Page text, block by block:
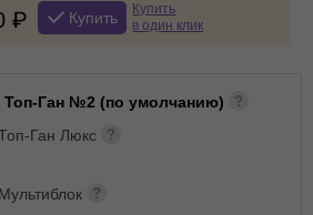
Купить
Купить
в один клик
Топ-Ган №2 (по умолчанию)
Ган Люкс